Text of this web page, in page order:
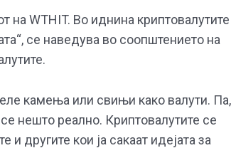
на WTHIT. Во иднина криптовалутите
се наведува во соопштението на
камења или свињи како валути. Па,
нешто реално. Криптовалутите се
другите кои ја сакаат идејата за